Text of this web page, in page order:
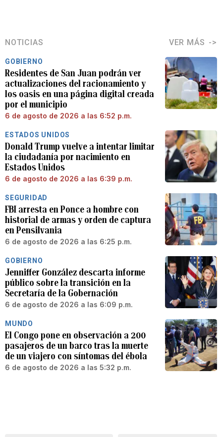
NOTICIAS VER MÁS
GOBIERNO
Residentes de San Juan podrán ver
actualizaciones del racionamiento y
los oasis en una página digital creada
por el municipio
6 de agosto de 2026 a las 6:52 p.m.
ESTADOS UNIDOS
Donald Trump vuelve a intentar limitar
la ciudadanía por nacimiento en
Estados Unidos
6 de agosto de 2026 a las 6:39 p.m.
SEGURIDAD
FBI arresta en Ponce a hombre con
historial de armas y orden de captura
en Pensilvania
6 de agosto de 2026 a las 6:25 p.m.
GOBIERNO
Jenniffer González descarta informe
público sobre la transición en la
Secretaría de la Gobernación
6 de agosto de 2026 a las 6:09 p.m.
MUNDO
El Congo pone en observación a 200
pasajeros de un barco tras la muerte
de un viajero con síntomas del ébola
6 de agosto de 2026 a las 5:32 p.m.